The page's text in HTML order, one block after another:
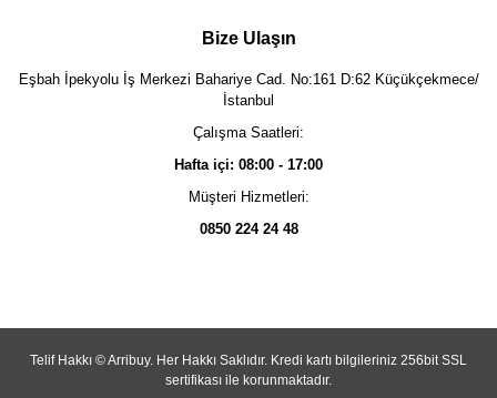
Bize Ulaşın
Eşbah İpekyolu İş Merkezi Bahariye Cad. No:161 D:62 Küçükçekmece/
İstanbul
Çalışma Saatleri:
Hafta içi: 08:00 - 17:00
Müşteri Hizmetleri:
0850 224 24 48
Telif Hakkı © Arribuy. Her Hakkı Saklıdır. Kredi kartı bilgileriniz 256bit SSL
sertifikası ile korunmaktadır.